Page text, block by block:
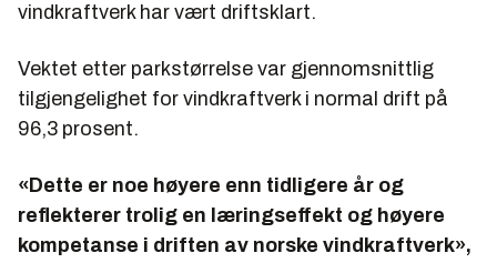
vindkraftverk har vært driftsklart.
Vektet etter parkstørrelse var gjennomsnittlig
tilgjengelighet for vindkraftverk i normal drift på
96,3 prosent.
«Dette er noe høyere enn tidligere år og
reflekterer trolig en læringseffekt og høyere
kompetanse i driften av norske vindkraftverk»,